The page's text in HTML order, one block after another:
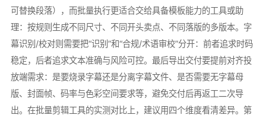
可替换段落），而批量执行更适合交给具备模板能力的工具或助
理：按规则生成不同尺寸、不同开头卖点、不同落版的多版本。字
幕识别/校对则需要把“识别”和“合规/术语审校”分开：前者追求时码
稳定，后者追求文本准确与风险可控。最后导出交付要提前对齐投
放端需求：是要烧录字幕还是分离字幕文件、是否需要无字幕母
版、封面帧、码率与色彩空间要求等，避免交付后再返工二次导
出。在批量剪辑工具的实测对比上，建议用四个维度看清差异。第